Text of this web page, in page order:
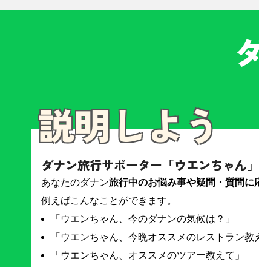
説明しよう
ダナン旅行サポーター「ウエンちゃん
あなたのダナン旅行中のお悩み事や疑問・質問に
例えばこんなことができます。
「ウエンちゃん、今のダナンの気候は？」
「ウエンちゃん、今晩オススメのレストラン教
「ウエンちゃん、オススメのツアー教えて」